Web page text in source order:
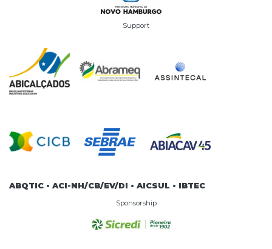
Support
ABQTIC • ACI-NH/CB/EV/DI • AICSUL • IBTEC
Sponsorship